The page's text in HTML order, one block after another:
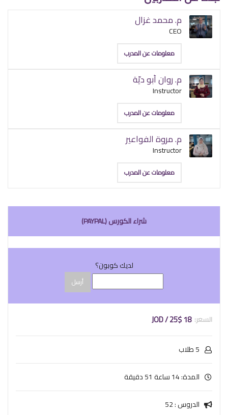
م. محمد غزال
CEO
معلومات عن المدرب
م. روان أبو ديّة
Instructor
معلومات عن المدرب
م. مروة الفواعير
Instructor
معلومات عن المدرب
شراء الكورس (PAYPAL)
لديك كوبون؟
أرسل
18 JOD / 25$
5 طلاب
المدة: 14 ساعة 51 دقيقة
الدروس : 52